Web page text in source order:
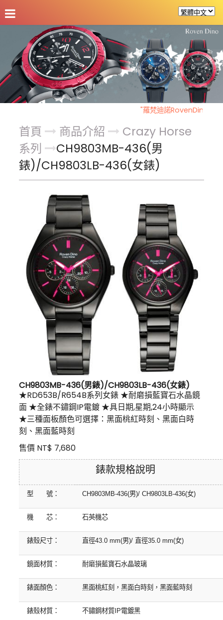
公司介紹 最新消息 商品介紹 客戶支援
"羅梵迪諾RovenDino"慶
首頁 商品介紹
Crazy Horse
系列
CH9803MB-436(男
錶)/CH9803LB-436(女錶)
CH9803MB-436(男錶)/CH9803LB-436(女錶)
★RD653B/R654B系列女錶 ★耐磨損藍寶石水晶鏡
面 ★全錶不鏽鋼IP電鍍 ★具日期,星期,24小時顯示
★三種面板顏色可選擇：黑面桃紅時刻、黑面白時
刻、黑面藍時刻
售價 NT$ 7,680
錶款規格說明
型 號： CH9803MB-436(男)/ CH9803LB-436(女)
機 芯： 石英機芯
錶殼尺寸： 直徑43.0 mm(男)/ 直徑35.0 mm(女)
鏡面材質： 耐磨損藍寶石水晶玻璃
錶面顏色： 黑面桃紅刻，黑面白時刻，黑面藍時刻
錶殼材質： 不鏽鋼材質 IP電鍍黑